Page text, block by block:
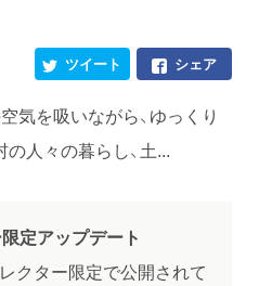
シェア
ツイート
気を吸いながら、ゆっくり
人々の暮らし、土...
定アップデート
クター限定で公開されて